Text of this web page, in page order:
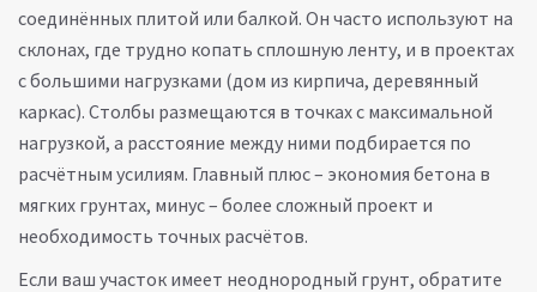
соединённых плитой или балкой. Он часто используют на
склонах, где трудно копать сплошную ленту, и в проектах
с большими нагрузками (дом из кирпича, деревянный
каркас). Столбы размещаются в точках с максимальной
нагрузкой, а расстояние между ними подбирается по
расчётным усилиям. Главный плюс – экономия бетона в
мягких грунтах, минус – более сложный проект и
необходимость точных расчётов.
Если ваш участок имеет неоднородный грунт, обратите